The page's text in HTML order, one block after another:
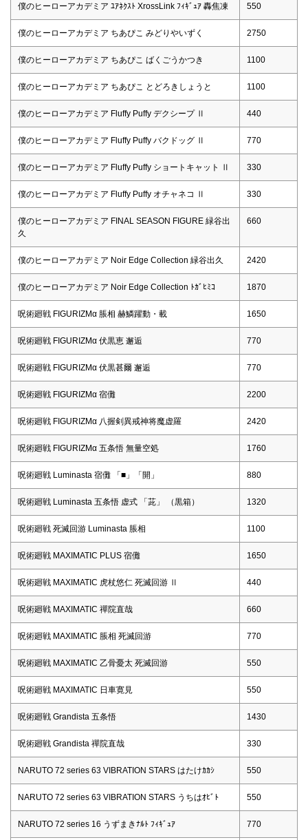
僕のヒーローアカデミア ﾕｱﾈｸｽﾄ XrossLink ﾌｨｷﾞｭｱ 轟焦凍 550
僕のヒーローアカデミア ちあぴこ みどりやいずく 2750
僕のヒーローアカデミア ちあぴこ ばくごうかつき 1100
僕のヒーローアカデミア ちあぴこ とどろきしょうと 1100
僕のヒーローアカデミア Fluffy Puffy デクシープ Ⅱ 440
僕のヒーローアカデミア Fluffy Puffy バクドッグ Ⅱ 770
僕のヒーローアカデミア Fluffy Puffy ショートキャット Ⅱ 330
僕のヒーローアカデミア Fluffy Puffy オチャネコ Ⅱ 330
僕のヒーローアカデミア FINAL SEASON FIGURE 緑谷出
久
660
僕のヒーローアカデミア Noir Edge Collection 緑谷出久 2420
僕のヒーローアカデミア Noir Edge Collection ﾄｶﾞﾋﾐｺ 1870
呪術廻戦 FIGURIZMα 脹相 赫鱗躍動・載 1650
呪術廻戦 FIGURIZMα 伏黒恵 邂逅 770
呪術廻戦 FIGURIZMα 伏黒甚爾 邂逅 770
呪術廻戦 FIGURIZMα 宿儺 2200
呪術廻戦 FIGURIZMα 八握剣異戒神将魔虚羅 2420
呪術廻戦 FIGURIZMα 五条悟 無量空処 1760
呪術廻戦 Luminasta 宿儺 「■」「開」 880
呪術廻戦 Luminasta 五条悟 虚式 「茈」 （黒箱） 1320
呪術廻戦 死滅回游 Luminasta 脹相 1100
呪術廻戦 MAXIMATIC PLUS 宿儺 1650
呪術廻戦 MAXIMATIC 虎杖悠仁 死滅回游 Ⅱ 440
呪術廻戦 MAXIMATIC 禪院直哉 660
呪術廻戦 MAXIMATIC 脹相 死滅回游 770
呪術廻戦 MAXIMATIC 乙骨憂太 死滅回游 550
呪術廻戦 MAXIMATIC 日車寛見 550
呪術廻戦 Grandista 五条悟 1430
呪術廻戦 Grandista 禪院直哉 330
NARUTO 72 series 63 VIBRATION STARS はたけｶｶｼ 550
NARUTO 72 series 63 VIBRATION STARS うちはｵﾋﾞﾄ 550
NARUTO 72 series 16 うずまきﾅﾙﾄ ﾌｨｷﾞｭｱ 770